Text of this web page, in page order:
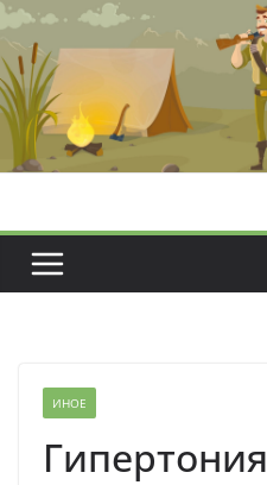
Перейти
содержимому
ИНОЕ
Гипертония